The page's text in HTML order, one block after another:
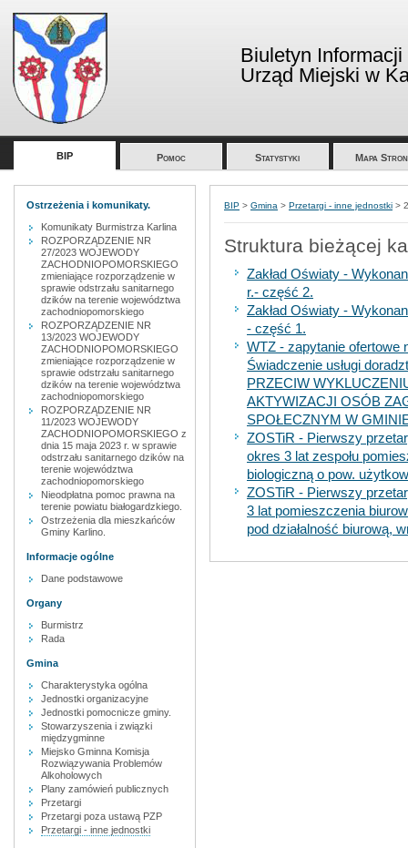
Biuletyn
Urząd Miejski w
BIP Pomoc Statystyki Mapa
Ostrzeżenia i komunikaty.
Komunikaty Burmistrza Karlina
ROZPORZĄDZENIE NR
27/2023 WOJEWODY
ZACHODNIOPOMORSKIEGO
zmieniające rozporządzenie w
sprawie odstrzału sanitarnego
dzików na terenie województwa
zachodniopomorskiego
ROZPORZĄDZENIE NR
13/2023 WOJEWODY
ZACHODNIOPOMORSKIEGO
zmieniające rozporządzenie w
sprawie odstrzału sanitarnego
dzików na terenie województwa
zachodniopomorskiego
ROZPORZĄDZENIE NR
11/2023 WOJEWODY
ZACHODNIOPOMORSKIEGO z
dnia 15 maja 2023 r. w sprawie
odstrzału sanitarnego dzików na
terenie województwa
zachodniopomorskiego
Nieodpłatna pomoc prawna na
terenie powiatu białogardzkiego.
Ostrzeżenia dla mieszkańców
Gminy Karlino.
Informacje ogólne
Dane podstawowe
Organy
Burmistrz
Rada
Gmina
Charakterystyka ogólna
Jednostki organizacyjne
Jednostki pomocnicze gminy.
Stowarzyszenia i związki
międzygminne
Miejsko Gminna Komisja
Rozwiązywania Problemów
Alkoholowych
Plany zamówień publicznych
Przetargi
Przetargi poza ustawą PZP
Przetargi - inne jednostki
BIP > Gmina > Przetargi - inne jednostki >
Struktura bieżącej
Zakład Oświaty -
r.- część 2.
Zakład Oświaty -
- część 1.
WTZ - zapytanie ofertowe
Świadczenie usługi
PRZECIW
AKTYWIZACJI OSÓB
SPOŁECZNYM W
ZOSTiR - Pierwszy
okres 3 lat zespołu
biologiczną o pow.
ZOSTiR - Pierwszy
3 lat pomieszczenia
pod działalność biurową,